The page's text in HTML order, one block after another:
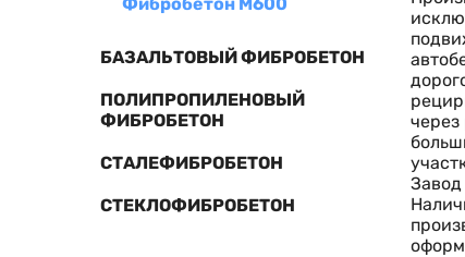
БАЗАЛЬТОВЫЙ ФИБРОБЕТОН
ПОЛИПРОПИЛЕНОВЫЙ
ФИБРОБЕТОН
СТАЛЕФИБРОБЕТОН
СТЕКЛОФИБРОБЕТОН